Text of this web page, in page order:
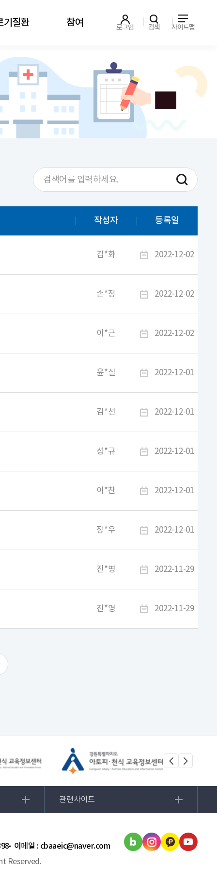
기질환 참여 로그인 검색 사이트맵
작성자 등록일
김*화 2022-12-02
손*정 2022-12-02
이*근 2022-12-02
윤*실 2022-12-01
김*선 2022-12-01
성*규 2022-12-01
이*찬 2022-12-01
장*우 2022-12-01
진*명 2022-11-29
진*명 2022-11-29
관련사이트
이메일 : cbaaeic@naver.com
Reserved.